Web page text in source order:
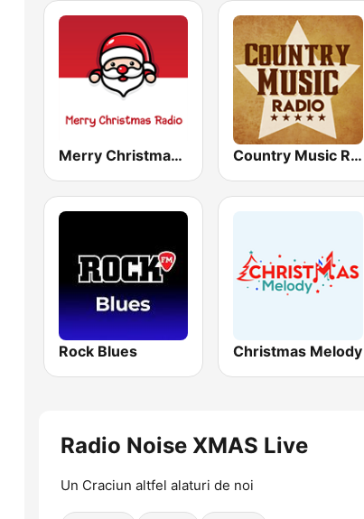
Merry Christmas Radio Country Music Radio - Country Mix
Rock Blues Christmas Melody
Radio Noise XMAS Live
Un Craciun altfel alaturi de noi